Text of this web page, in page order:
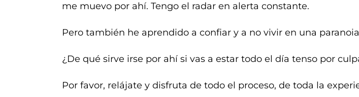
me muevo por ahí. Tengo el radar en alerta constante.
Pero también he aprendido a confiar y a no vivir en una
¿De qué sirve irse por ahí si vas a estar todo el día tenso por
Por favor, relájate y disfruta de todo el proceso, de toda la